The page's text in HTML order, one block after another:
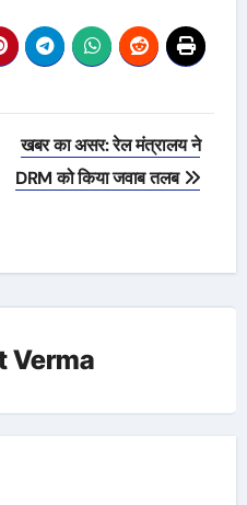
खबर का असर: रेल मंत्रालय ने
DRM को किया जवाब तलब
Verma